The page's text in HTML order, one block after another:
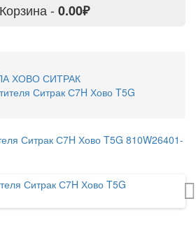
Корзина - 0.00₽
ХОВО СИТРАК
Ситрак С7H Хово T5G